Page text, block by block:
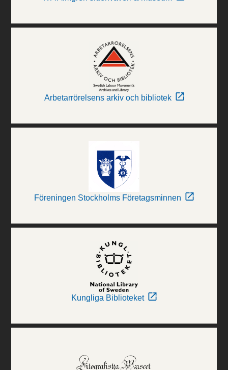
Arbetarrörelsens arkiv och bibliotek
Föreningen Stockholms Företagsminnen
Kungliga Biblioteket